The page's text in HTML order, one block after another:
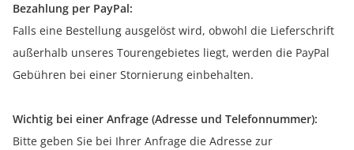
Bezahlung per PayPal:
Falls eine Bestellung ausgelöst wird, obwohl die Lieferschrift
außerhalb unseres Tourengebietes liegt, werden die PayPal
Gebühren bei einer Stornierung einbehalten.
Wichtig bei einer Anfrage (Adresse und Telefonnummer):
Bitte geben Sie bei Ihrer Anfrage die Adresse zur